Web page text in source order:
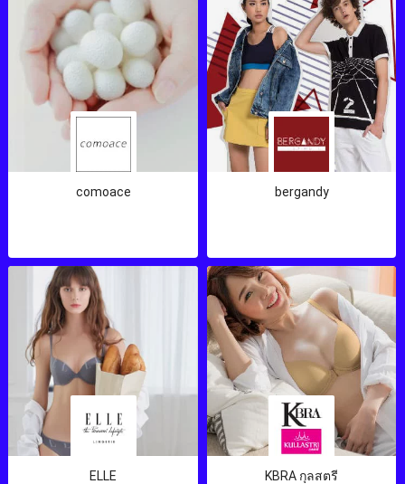
comoace bergandy
ELLE KBRA กุลสตรี